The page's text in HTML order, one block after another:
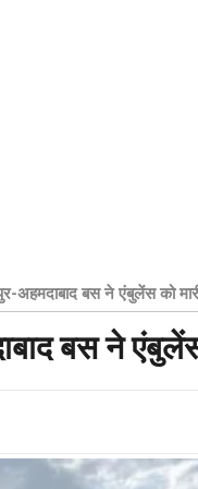
अहमदाबाद बस ने एंबुलेंस को
बस ने